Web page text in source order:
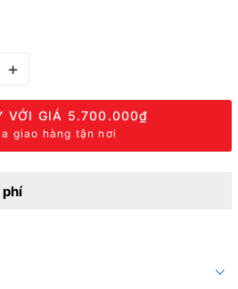
+
VỚI GIÁ 5.700.000₫
giao hàng tận nơi
phí